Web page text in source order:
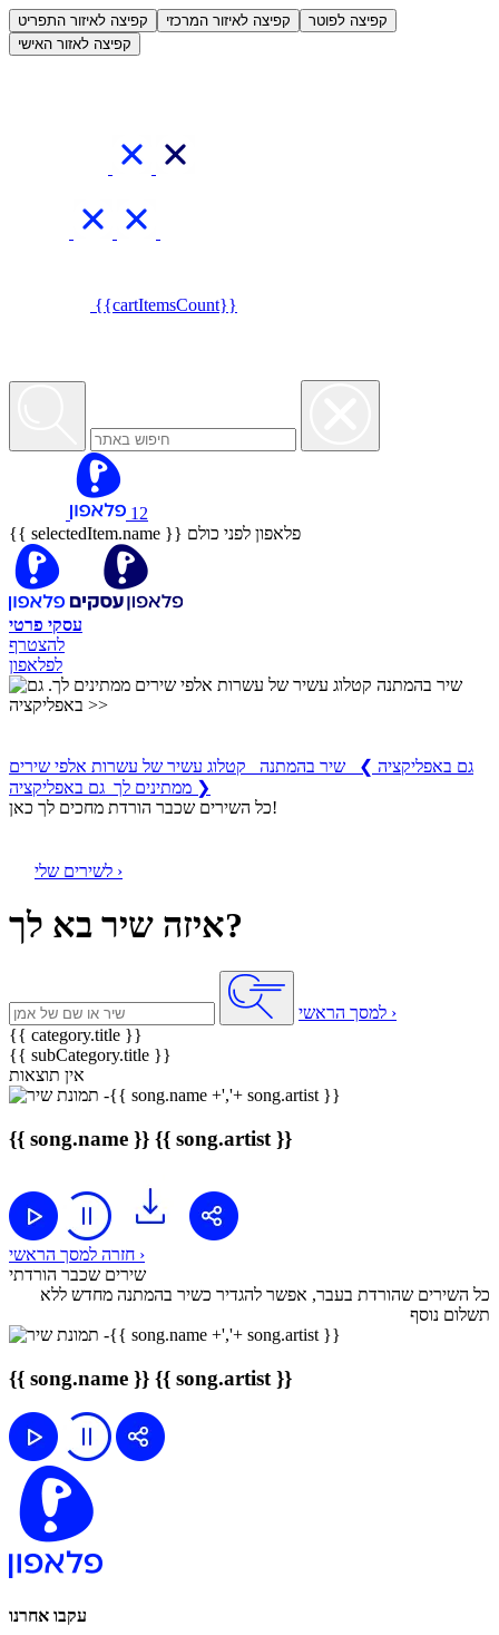
קפיצה לאיזור התפריט קפיצה לאיזור המרכזי
קפיצה לפוטר
קפיצה לאזור האישי
{{cartItemsCount}}
12
{{ selectedItem.name }} פלאפון לפני כולם
עסקי פרטי
להצטרף
לפלאפון
גם באפליקציה ❯
שיר בהמתנה קטלוג עשיר של עשרות אלפי שירים
ממתינים לך גם באפליקציה ❯
כל השירים שכבר הורדת מחכים לך כאן!
לשירים שלי ›
איזה שיר בא לך?
למסך הראשי ›
{{ category.title }}
{{ subCategory.title }}
אין תוצאות
{{ song.name }} {{ song.artist }}
חזרה למסך הראשי ›
שירים שכבר הורדתי
כל השירים שהורדת בעבר, אפשר להגדיר כשיר בהמתנה מחדש ללא
תשלום נוסף
{{ song.name }} {{ song.artist }}
עקבו אחרנו